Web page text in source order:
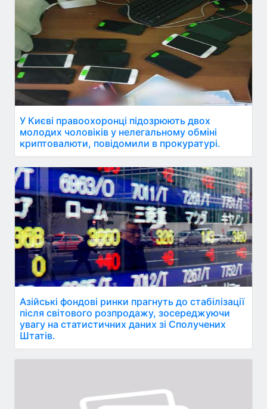
У Києві правоохоронці підозрюють двох
молодих чоловіків у нелегальному обміні
криптовалюти, повідомили в прокуратурі.
Азійські фондові ринки прагнуть до стабілізації
після світового розпродажу, зосереджуючи
увагу на статистичних даних зі Сполучених
Штатів.